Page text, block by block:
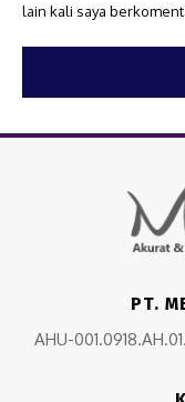
lain kali saya
PT.
AHU-